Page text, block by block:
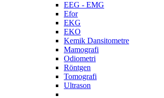
EEG - EMG
Efor
EKG
EKO
Kemik Dansitometre
Mamografi
Odiometri
Röntgen
Tomografi
Ultrason